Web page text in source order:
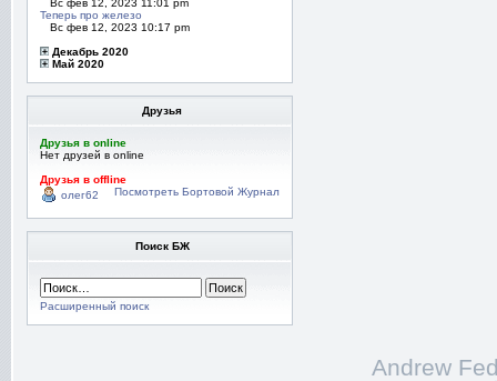
Вс фев 12, 2023 11:01 pm
Теперь про железо
Вс фев 12, 2023 10:17 pm
Декабрь 2020
Май 2020
Друзья
Друзья в online
Нет друзей в online
Друзья в offline
Посмотреть Бортовой Журнал
олег62
Поиск БЖ
Расширенный поиск
Andrew